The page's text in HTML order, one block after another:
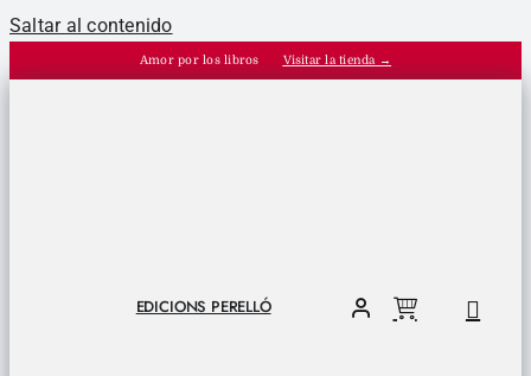
Saltar al contenido
Amor por los libros Visitar la tienda →
EDICIONS PERELLÓ